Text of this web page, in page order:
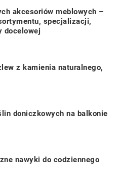
akcesoriów meblowych –
specjalizacji,
docelowej
z kamienia naturalnego,
doniczkowych na balkonie
nawyki do codziennego